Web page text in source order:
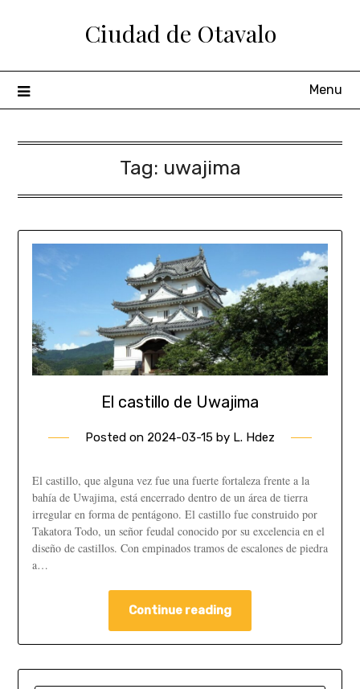
Ciudad de Otavalo
Menu
Tag: uwajima
El castillo de Uwajima
Posted on 2024-03-15 by L. Hdez
El castillo, que alguna vez fue una fuerte fortaleza frente a la
bahía de Uwajima, está encerrado dentro de un área de tierra
irregular en forma de pentágono. El castillo fue construido por
Takatora Todo, un señor feudal conocido por su excelencia en el
diseño de castillos. Con empinados tramos de escalones de piedra
a…
Continue reading